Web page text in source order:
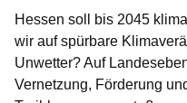
Hessen soll bis 2045
wir auf spürbare
Unwetter? Auf
Vernetzung, Förderung